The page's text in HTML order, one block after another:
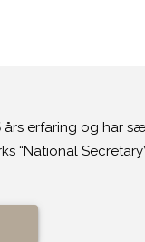
års erfaring og har
“National